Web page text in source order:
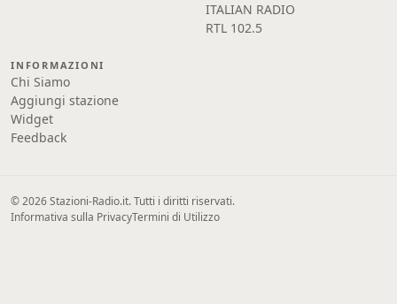
ITALIAN RADIO
RTL 102.5
INFORMAZIONI
Chi Siamo
Aggiungi stazione
Widget
Feedback
© 2026 Stazioni-Radio.it. Tutti i diritti riservati.
Informativa sulla PrivacyTermini di Utilizzo